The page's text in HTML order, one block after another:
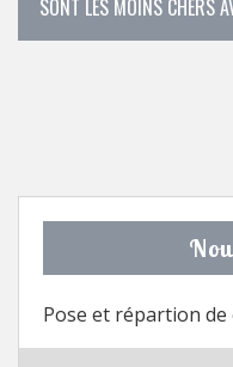
SONT LES MOINS CHERS
Pose et répartion de